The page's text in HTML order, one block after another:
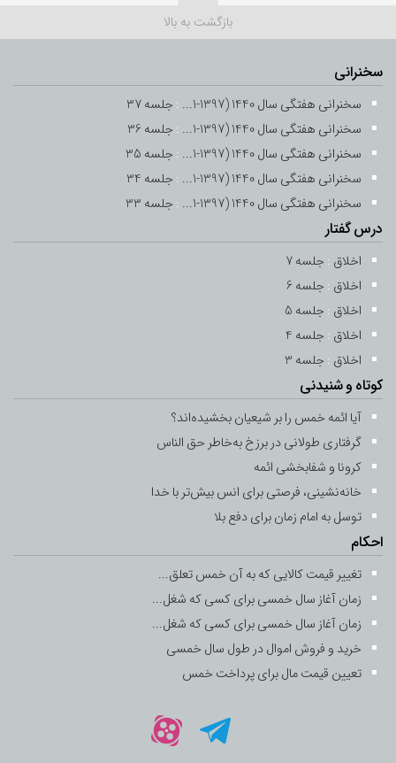
بازگشت به بالا
سخنرانی
سخنرانی هفتگی سال 1440 (1397-1... : جلسه 37
سخنرانی هفتگی سال 1440 (1397-1...
: جلسه 36
سخنرانی هفتگی سال 1440 (1397-1...
: جلسه 35
سخنرانی هفتگی سال 1440 (1397-1...
: جلسه 34
سخنرانی هفتگی سال 1440 (1397-1...
: جلسه 33
درس گفتار
اخلاق : جلسه 7
اخلاق : جلسه 6
اخلاق : جلسه 5
اخلاق : جلسه 4
اخلاق : جلسه 3
کوتاه و شنیدنی
آیا ائمه خمس را بر شیعیان بخشیده‌اند؟
گرفتاری طولانی در برزخ به‌خاطر حق ‌الناس
کرونا و شفابخشی ائمه
خانه‌نشینی، فرصتی برای انس بیش‌تر با خدا
توسل به امام زمان برای دفع بلا
احکام
تغییر قیمت کالایی که به آن خمس تعلق...
زمان آغاز سال خمسی برای کسی که شغل...
زمان آغاز سال خمسی برای کسی که شغل...
خرید و فروش اموال در طول سال خمسی
تعیین قیمت مال برای پرداخت خمس